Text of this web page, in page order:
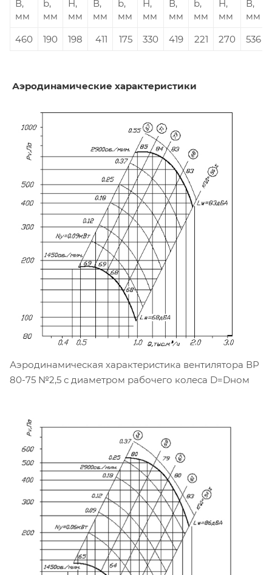
В,
мм
b,
мм
Н,
мм
В,
мм
b,
мм
Н,
мм
В,
мм
b,
мм
Н,
мм
В,
мм
460
190 198 411 175 330 419 221 270 536
Аэродинамические характеристики
Аэродинамическая характеристика вентилятора ВР
80-75 №2,5 с диаметром рабочего колеса D=Dном